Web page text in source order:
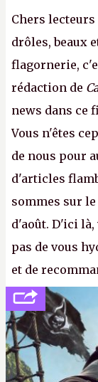
Chers
drôles, beaux
flagornerie,
rédaction de
news dans ce
Vous n'êtes
de nous pour
d'articles
sommes sur
d'août. D'ici
pas de vous
et de
votre famille
dans la rue.